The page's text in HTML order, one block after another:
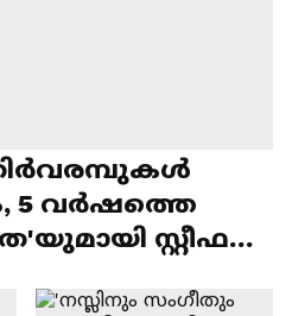
5 വർഷത്തെ
സ്റ്റീഫൻ